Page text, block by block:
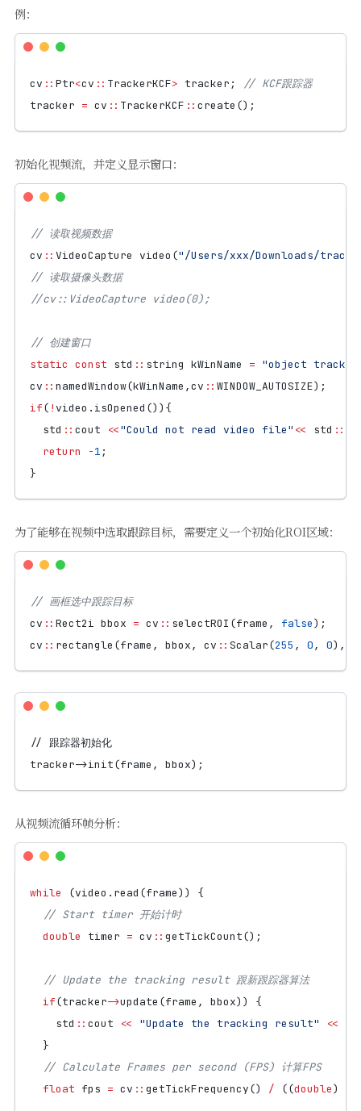
例：
cv :: Ptr<cv :: TrackerKCF> tracker ;
tracker = cv :: TrackerKCF :: create ();
初始化视频流，并定义显示窗口：
cv :: VideoCapture video ("/Users/xxx/Downloads/
static const std :: string kWinName = "object
cv :: namedWindow(kWinName ,cv :: WINDOW_AUTOSIZE);
if( !video . isOpened ()){
std :: cout <<"Could not read video file" << std ::
return
-1 ;
}
为了能够在视频中选取跟踪目标，需要定义一个初始化ROI区域：
cv :: Rect2i bbox = cv :: selectROI (frame , false);
cv :: rectangle (frame , bbox, cv :: Scalar(255 , 0, 0),
从视频流循环帧分析：
while (video . read (frame))
{
double
timer = cv :: getTickCount();
if(tracker->update (frame , bbox))
{
std :: cout << "Update the tracking result" <<
}
float fps = cv :: getTickFrequency() / ((double)